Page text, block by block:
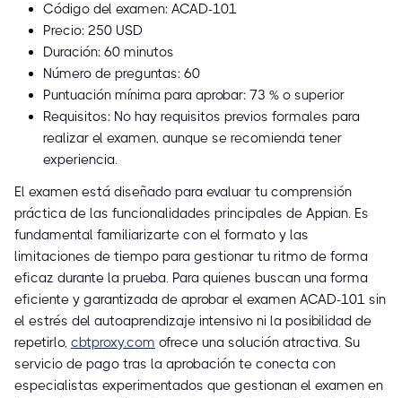
Código del examen: ACAD-101
Precio: 250 USD
Duración: 60 minutos
Número de preguntas: 60
Puntuación mínima para aprobar: 73 % o superior
Requisitos: No hay requisitos previos formales para
realizar el examen, aunque se recomienda tener
experiencia.
El examen está diseñado para evaluar tu comprensión
práctica de las funcionalidades principales de Appian. Es
fundamental familiarizarte con el formato y las
limitaciones de tiempo para gestionar tu ritmo de forma
eficaz durante la prueba. Para quienes buscan una forma
eficiente y garantizada de aprobar el examen ACAD-101 sin
el estrés del autoaprendizaje intensivo ni la posibilidad de
repetirlo, cbtproxy.com ofrece una solución atractiva. Su
servicio de pago tras la aprobación te conecta con
especialistas experimentados que gestionan el examen en